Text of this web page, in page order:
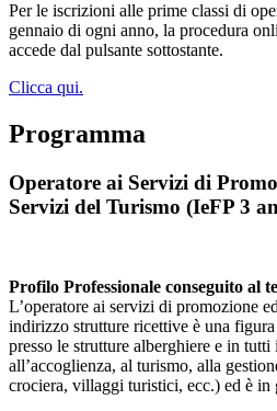
Per le iscrizioni alle prime classi di
gennaio di ogni anno, la procedura
accede dal pulsante sottostante.
Clicca qui.
Programma
Operatore ai Servizi di
Servizi del Turismo (IeFP 3
Profilo Professionale conseguito al
L’operatore ai servizi di promozione
indirizzo strutture ricettive è una
presso le strutture alberghiere e in tutti
all’accoglienza, al turismo, alla
crociera, villaggi turistici, ecc.) ed è in